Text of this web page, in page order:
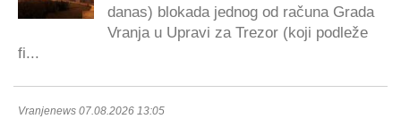
danas) blokada jednog od računa Grada
Vranja u Upravi za Trezor (koji podleže
fi...
Vranjenews 07.08.2026 13:05